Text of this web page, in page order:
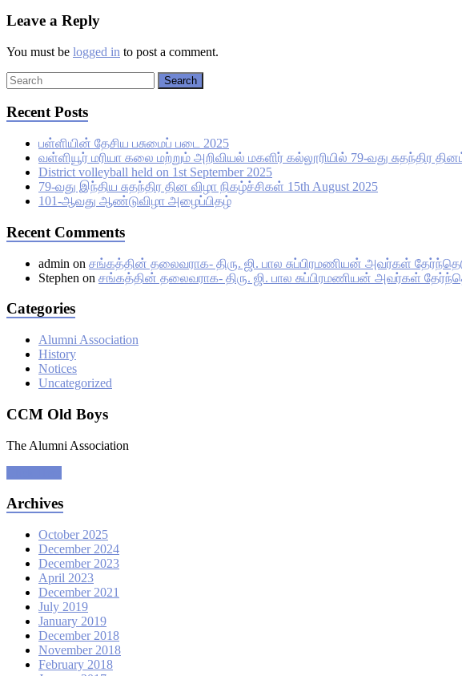
Leave a Reply
You must be logged in to post a comment.
Recent Posts
பள்ளியின் தேசிய பசுமைப் படை 2025
வள்ளியூர் மரியா கலை மற்றும் அறிவியல் மகளிர் கல்லூரியில் 79-வது சுதந்திர
District volleyball held on 1st September 2025
79-வது இந்திய சுதந்திர தின விழா நிகழ்ச்சிகள் 15th August 2025
101-ஆவது ஆண்டுவிழா அழைப்பிதழ்
Recent Comments
admin on சங்கத்தின் தலைவராக- திரு. ஜி. பால சுப்பிரமணியன் அவர்கள்
Stephen on சங்கத்தின் தலைவராக- திரு. ஜி. பால சுப்பிரமணியன் அவர்கள்
Categories
Alumni Association
History
Notices
Uncategorized
CCM Old Boys
The Alumni Association
Archives
October 2025
December 2024
December 2023
April 2023
December 2021
July 2019
January 2019
December 2018
November 2018
February 2018